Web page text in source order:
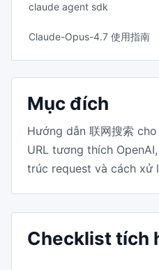
claude agent sdk
Claude-Opus-4.7 使用指南
Mục đích
Hướng dẫn 联网搜索
URL tương thích
trúc request và cách xử
Checklist tích